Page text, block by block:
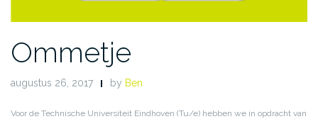
Ommetje
augustus 26, 2017 by Ben
Voor de Technische Universiteit Eindhoven (Tu/e) hebben we in opdracht van